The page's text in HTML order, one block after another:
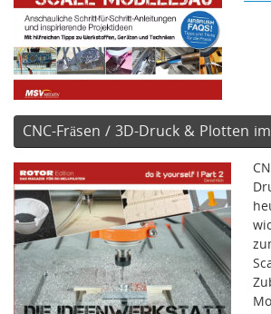
CNC-Fräsen / 3D-Druck & Plotten